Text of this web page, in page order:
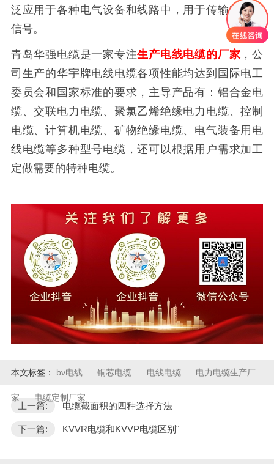
泛应用于各种电气设备和线路中，用于传输电能和
信号。
青岛华强电缆是一家专注生产电线电缆的厂家 ，公
司生产的华宇牌电线电缆各项性能均达到国际电工
委员会和国家标准的要求，主导产品有：铝合金电
缆、交联电力电缆、聚氯乙烯绝缘电力电缆、控制
电缆、计算机电缆、矿物绝缘电缆、电气装备用电
线电缆等多种型号电缆，还可以根据用户需求加工
定做需要的特种电缆。
本文标签： bv电线 铜芯电缆 电线电缆 电力电缆生产厂
家 电缆定制厂家
上一篇: 电缆截面积的四种选择方法
下一篇: KVVR电缆和KVVP电缆区别"